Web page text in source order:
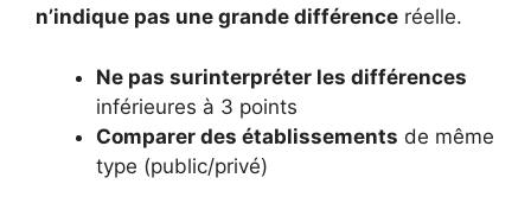
n’indique pas une grande différence réelle.
Ne pas surinterpréter les différences
inférieures à 3 points
Comparer des établissements de même
type (public/privé)